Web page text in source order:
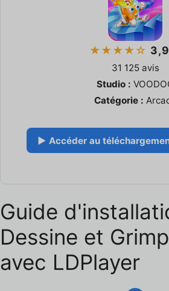
★★★★☆
31 125 avis
Studio :
Catégorie :
▶ Accéder au
Guide
Dessine et
avec LDPlayer